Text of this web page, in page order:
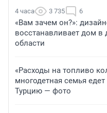
4 часа 3 735 6
«Вам зачем он?»:
восстанавливает дом в
области
«Расходы на топливо
многодетная семья
Турцию — фото